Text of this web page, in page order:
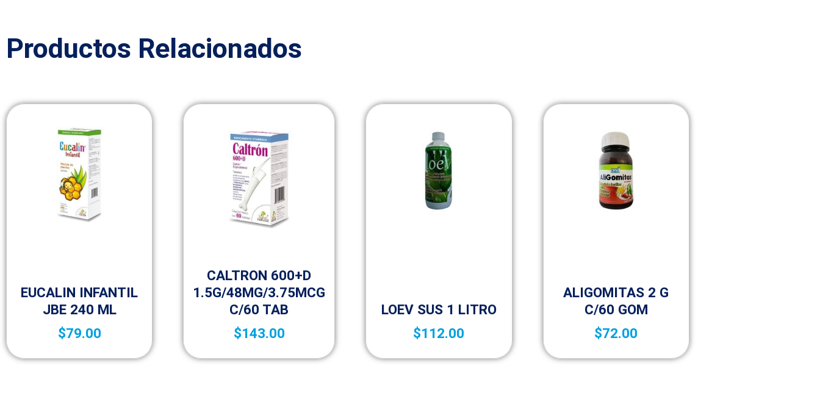
Productos Relacionados
EUCALIN INFANTIL
JBE 240 ML
$79.00
CALTRON 600+D
1.5G/48MG/3.75MCG
C/60 TAB
$143.00
LOEV SUS 1 LITRO
$112.00
ALIGOMITAS 2 G
C/60 GOM
$72.00